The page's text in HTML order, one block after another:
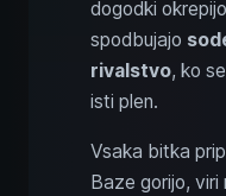
dogodki
spodbujajo
rivalstvo, ko
isti plen.
Vsaka bitka
Baze gorijo, viri